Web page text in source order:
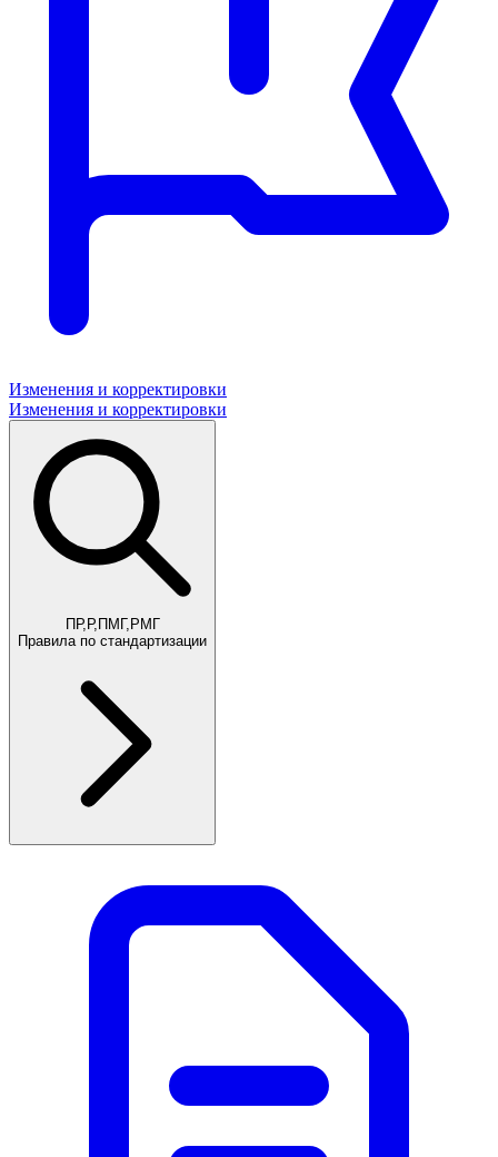
Изменения и корректировки
Изменения и корректировки
ПР,Р,ПМГ,РМГ
Правила по стандартизации